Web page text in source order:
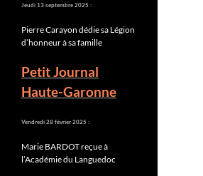
Jeudi 13 septembre 2025 :
Pierre Carayon dédie sa Légion
d’honneur à sa famille
Petit Journal
Haute-Garonne
Vendredi 28 février 2025 :
Marie BARDOT reçue à
l’Académie du Languedoc